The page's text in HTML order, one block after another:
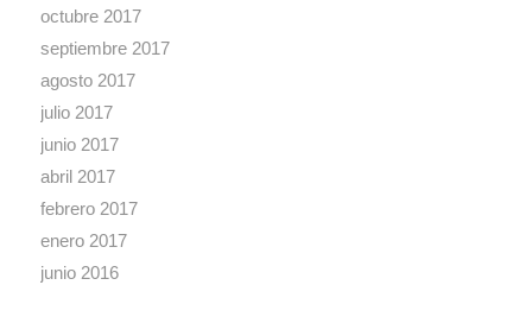
octubre 2017
septiembre 2017
agosto 2017
julio 2017
junio 2017
abril 2017
febrero 2017
enero 2017
junio 2016